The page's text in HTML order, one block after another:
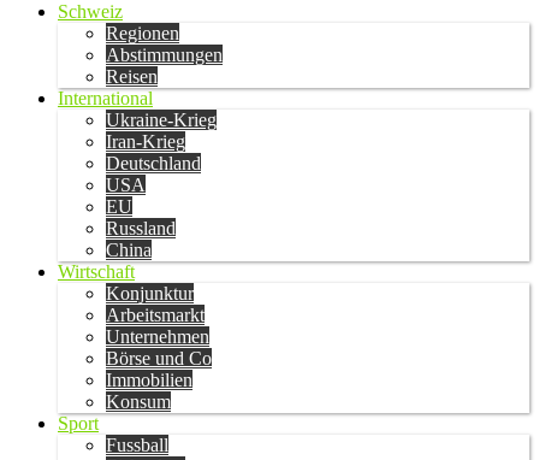
Schweiz
Regionen
Abstimmungen
Reisen
International
Ukraine-Krieg
Iran-Krieg
Deutschland
USA
EU
Russland
China
Wirtschaft
Konjunktur
Arbeitsmarkt
Unternehmen
Börse und Co
Immobilien
Konsum
Sport
Fussball